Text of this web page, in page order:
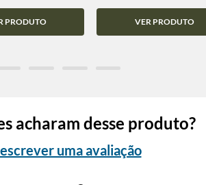
PRODUTO VER PRODUTO
acharam desse produto?
uma avaliação